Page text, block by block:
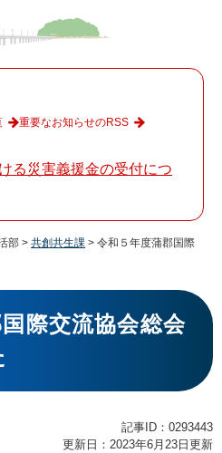
る災害義援金の受付につ
重要なお知らせのRSS
部 > 共創共生課 > 令和５年度蒲郡国際
際交流協会総会
記事ID：0293443
更新日：2023年6月23日更新